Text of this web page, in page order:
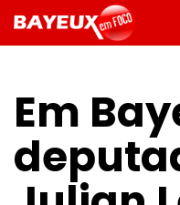
Em